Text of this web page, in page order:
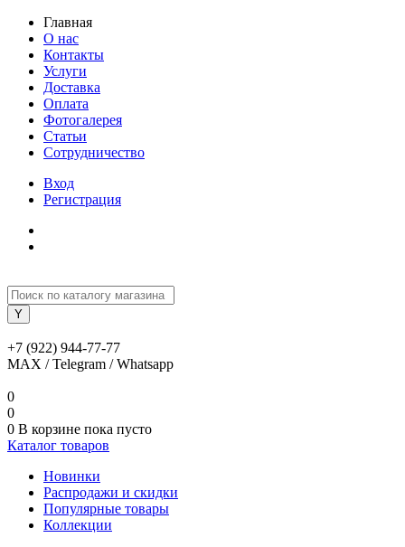
Главная
О нас
Контакты
Услуги
Доставка
Оплата
Фотогалерея
Статьи
Сотрудничество
Вход
Регистрация
+7 (922) 944-77-77
MAX / Telegram / Whatsapp
0
0
0 В корзине пока пусто
Каталог товаров
Новинки
Распродажи и скидки
Популярные товары
Коллекции